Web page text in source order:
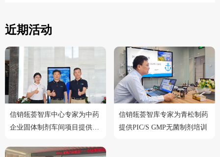
近期活动
信销瓴荟智库中心专家为中药
企业固体制剂车间项目提供精
信销瓴荟智库专家为青松制药
提供PIC/S GMP无菌制剂培训